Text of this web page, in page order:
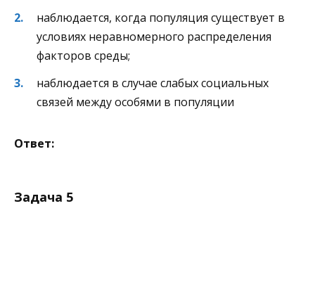
наблюдается, когда популяция существует в
условиях неравномерного распределения
факторов среды;
наблюдается в случае слабых социальных
связей между особями в популяции
Ответ:
Задача 5